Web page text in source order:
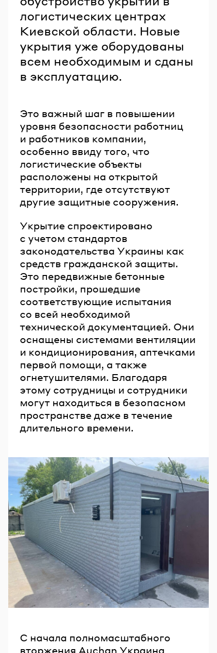
логистических центрах
Киевской области. Новые
укрытия уже оборудованы
всем необходимым и сданы
в эксплуатацию.
Это важный шаг в повышении
уровня безопасности работниц
и работников компании,
особенно ввиду того, что
логистические объекты
расположены на открытой
территории, где отсутствуют
другие защитные сооружения.
Укрытие спроектировано
с учетом стандартов
законодательства Украины как
средств гражданской защиты.
Это передвижные бетонные
постройки, прошедшие
соответствующие испытания
со всей необходимой
технической документацией. Они
оснащены системами вентиляции
и кондиционирования, аптечками
первой помощи, а также
огнетушителями. Благодаря
этому сотрудницы и сотрудники
могут находиться в безопасном
пространстве даже в течение
длительного времени.
С начала полномасштабного
вторжения Auchan Украина